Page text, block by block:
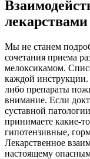
лекарствами
Мы не станем
сочетания приема
мелоксикамом.
каждой
либо препараты
внимание. Если
суставной
принимаете какие-
гипотензивные,
Лекарственное
настоящему